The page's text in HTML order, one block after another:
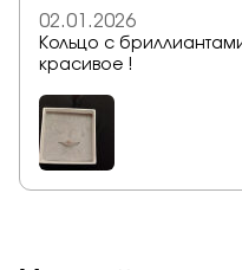
02.01.2026
Кольцо с
красивое !